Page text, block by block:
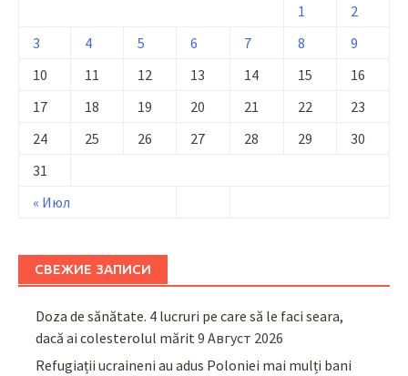
« Июл
1
2
3
4 5 6 7 8
9
10
11 12 13 14 15
16
17
18 19 20 21 22
23
24
25 26 27 28 29
30
31
СВЕЖИЕ ЗАПИСИ
Doza de sănătate. 4 lucruri pe care să le faci seara,
dacă ai colesterolul mărit 9 Август 2026
Refugiații ucraineni au adus Poloniei mai mulți bani